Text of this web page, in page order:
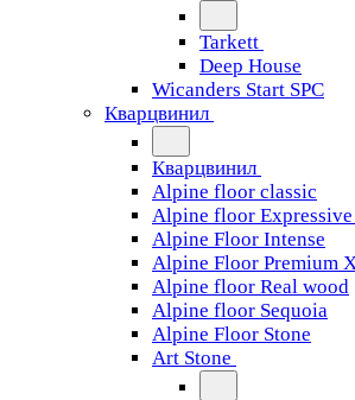
Tarkett
Deep House
Wicanders Start SPC
Кварцвинил
Кварцвинил
Alpine floor classic
Alpine floor Expressive
Alpine Floor Intense
Alpine Floor Premium
Alpine floor Real wood
Alpine floor Sequoia
Alpine Floor Stone
Art Stone